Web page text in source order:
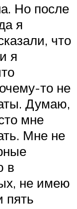
Но после
я
что
я
то не
Думаю,
мне
Мне не
в
не имею
пять